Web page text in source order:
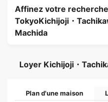
Affinez votre
TokyoKichijoji・
Machida
Loyer Kichijoji・
Plan d'une maison